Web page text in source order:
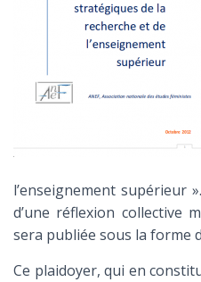
l’enseignement supérieur
d’une réflexion collective
sera publiée sous la forme
Ce plaidoyer, qui en